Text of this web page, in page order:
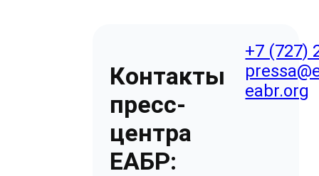
Контакты
пресс-
центра
ЕАБР:
+7 (727)
eabr.org